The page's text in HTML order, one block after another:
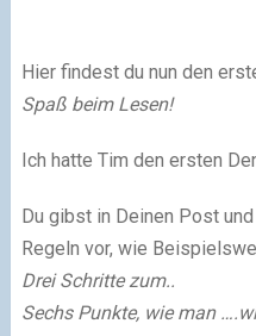
Hier findest du nun den
Spaß beim Lesen!
Ich hatte Tim den ersten
Du gibst in Deinen Post
Regeln vor, wie
Drei Schritte zum..
Sechs Punkte, wie man